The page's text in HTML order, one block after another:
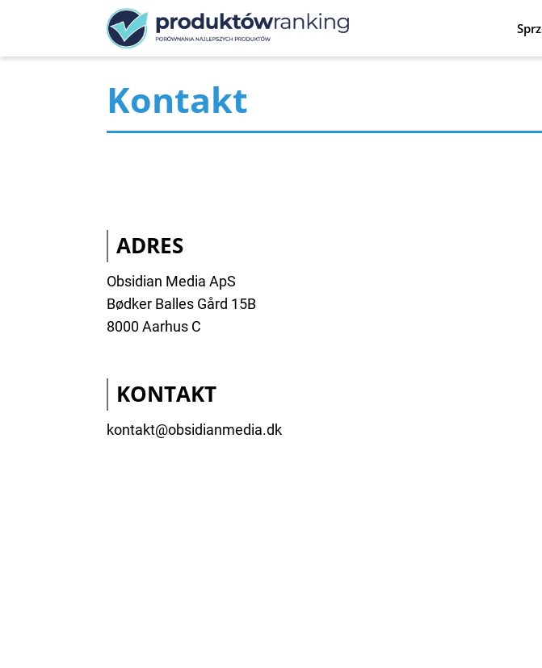
treści
Kontakt
ADRES
Obsidian Media ApS
Bødker Balles Gård 15B
8000 Aarhus C
KONTAKT
kontakt@obsidianmedia.dk